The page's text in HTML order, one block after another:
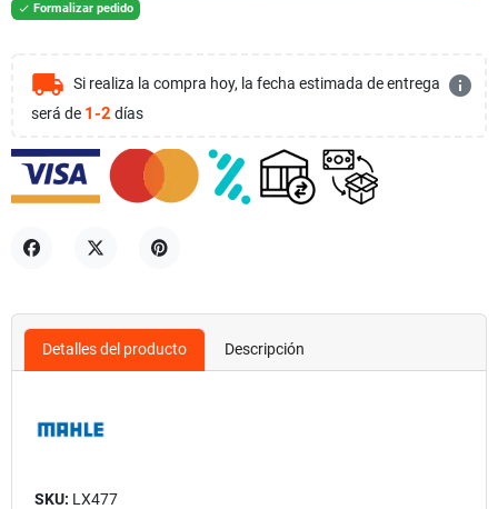
 Formalizar pedido
local_shipping Si realiza la compra hoy, la fecha estimada de entrega
será de 1-2 días
info
Detalles del producto Descripción
SKU: LX477